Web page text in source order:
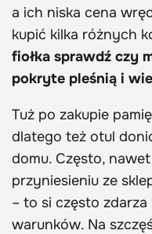
a ich niska cena
kupić kilka różnych
fiołka sprawdź czy
pokryte pleśnią i
Tuż po zakupie
dlatego też otul
domu. Często,
przyniesieniu ze
– to si często
warunków. Na